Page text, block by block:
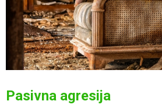
Pasivna agresija